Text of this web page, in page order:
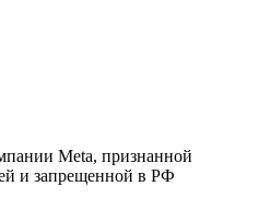
Meta, признанной
и запрещенной в РФ